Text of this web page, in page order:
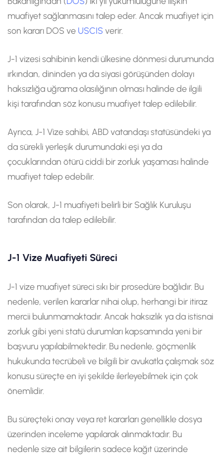
muafiyet sağlanmasını talep eder. Ancak muafiyet için
son kararı DOS ve USCIS verir.
J-1 vizesi sahibinin kendi ülkesine dönmesi durumunda
ırkından, dininden ya da siyasi görüşünden dolayı
haksızlığa uğrama olasılığının olması halinde de ilgili
kişi tarafından söz konusu muafiyet talep edilebilir.
Ayrıca, J-1 Vize sahibi, ABD vatandaşı statüsündeki ya
da sürekli yerleşik durumundaki eşi ya da
çocuklarından ötürü ciddi bir zorluk yaşaması halinde
muafiyet talep edebilir.
Son olarak, J-1 muafiyeti belirli bir Sağlık Kuruluşu
tarafından da talep edilebilir.
J-1 Vize Muafiyeti Süreci
J-1 vize muafiyet süreci sıkı bir prosedüre bağlıdır. Bu
nedenle, verilen kararlar nihai olup, herhangi bir itiraz
mercii bulunmamaktadır. Ancak haksızlık ya da istisnai
zorluk gibi yeni statü durumları kapsamında yeni bir
başvuru yapılabilmektedir. Bu nedenle, göçmenlik
hukukunda tecrübeli ve bilgili bir avukatla çalışmak söz
konusu süreçte en iyi şekilde ilerleyebilmek için çok
önemlidir.
Bu süreçteki onay veya ret kararları genellikle dosya
üzerinden inceleme yapılarak alınmaktadır. Bu
nedenle size ait bilgilerin sadece kağıt üzerinde